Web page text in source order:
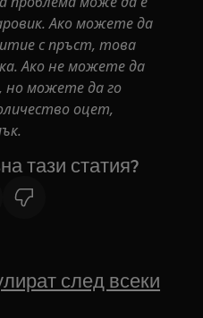
Ако можете да
с пръст, това
Ако не можете да
но можете да го
оцет,
тази статия?
след всеки